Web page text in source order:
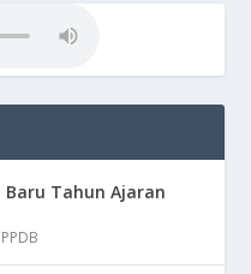
Tahun Ajaran